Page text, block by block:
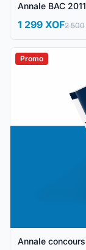
Annale BAC 2011
1 299 XOF2 500
Promo
Annale